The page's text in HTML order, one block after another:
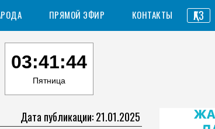
ПРЯМОЙ ЭФИР КОНТАКТЫ ҚАЗ
03:41:45
Пятница
Дата публикации: 21.01.2025